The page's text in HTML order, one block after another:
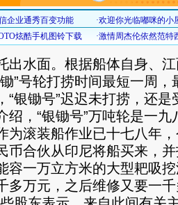
出水面。根据船体自身、
”号轮打捞时间最短一周
“银锄号”迟迟未打捞，还
，“银锄号”万吨轮是一九
为滚装船作业已十七八年
币合伙从印尼将船买来，
容一万立方米的大型耙吸
多万元，之后维修又要一